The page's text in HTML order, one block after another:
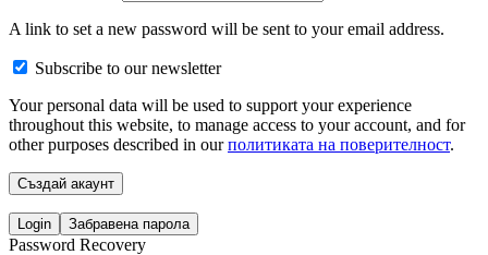
A link to set a new password will be sent to your email address.
Subscribe to our newsletter
Your personal data will be used to support your experience
throughout this website, to manage access to your account, and for
other purposes described in ourполитиката на поверителност.
Създай акаунт
Login Забравена парола
Password Recovery